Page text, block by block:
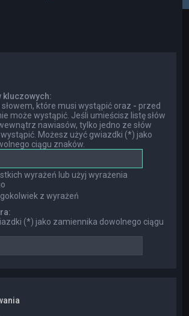
kluczowych:
które musi wystąpić oraz - przed
może wystąpić. Jeśli umieścisz listę słów
nawiasów, tylko jedno ze słów
wystąpić. Możesz użyć gwiazdki (*) jako
ciągu znaków.
wyrażeń lub użyj wyrażenia
z wyrażeń
(*) jako zamiennika dowolnego ciągu